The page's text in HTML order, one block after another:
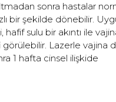
sonra hastalar
bir şekilde dönebilir.
sulu bir akıntı ile
Lazerle vajina
1 hafta cinsel ilişkide